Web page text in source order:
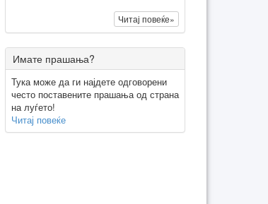
Читај повеќе»
Имате прашања?
Тука може да ги најдете одговорени
често поставените прашања од страна
на луѓето!
Читај повеќе